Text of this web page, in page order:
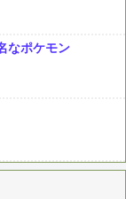
なポケモン